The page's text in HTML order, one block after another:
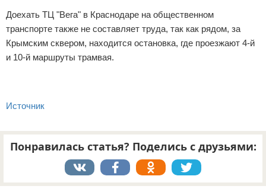
Доехать ТЦ "Вега" в Краснодаре на общественном
транспорте также не составляет труда, так как рядом, за
Крымским сквером, находится остановка, где проезжают 4-й
и 10-й маршруты трамвая.
Источник
Понравилась статья? Поделись с друзьями: